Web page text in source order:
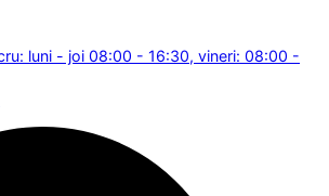
luni - joi 08:00 - 16:30, vineri: 08:00 -